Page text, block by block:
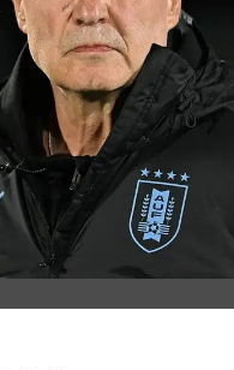
Tecnología
Turismo
Salud
Es viral